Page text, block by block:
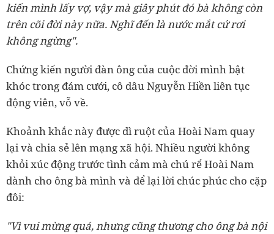
kiến mình lấy vợ, vậy mà giây phút đó bà không còn
trên cõi đời này nữa. Nghĩ đến là nước mắt cứ rơi
không ngừng".
Chứng kiến người đàn ông của cuộc đời mình bật
khóc trong đám cưới, cô dâu Nguyễn Hiền liên tục
động viên, vỗ về.
Khoảnh khắc này được dì ruột của Hoài Nam quay
lại và chia sẻ lên mạng xã hội. Nhiều người không
khỏi xúc động trước tình cảm mà chú rể Hoài Nam
dành cho ông bà mình và để lại lời chúc phúc cho cặp
đôi:
"Vì vui mừng quá, nhưng cũng thương cho ông bà nội